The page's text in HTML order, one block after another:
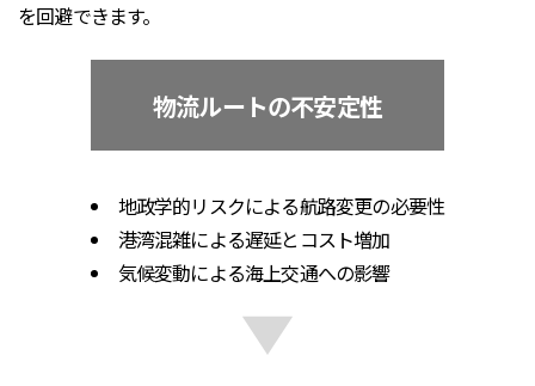
を回避できます。
物流ルートの不安定性
地政学的リスクによる航路変更の必要性
港湾混雑による遅延とコスト増加
気候変動による海上交通への影響